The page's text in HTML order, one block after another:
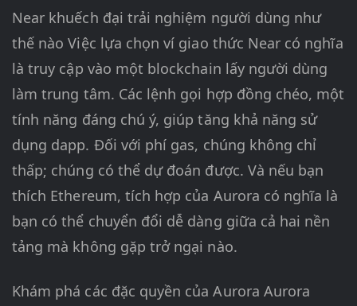
Near khuếch đại trải nghiệm người dùng như
thế nào Việc lựa chọn ví giao thức Near có nghĩa
là truy cập vào một blockchain lấy người dùng
làm trung tâm. Các lệnh gọi hợp đồng chéo, một
tính năng đáng chú ý, giúp tăng khả năng sử
dụng dapp. Đối với phí gas, chúng không chỉ
thấp; chúng có thể dự đoán được. Và nếu bạn
thích Ethereum, tích hợp của Aurora có nghĩa là
bạn có thể chuyển đổi dễ dàng giữa cả hai nền
tảng mà không gặp trở ngại nào.
Khám phá các đặc quyền của Aurora Aurora